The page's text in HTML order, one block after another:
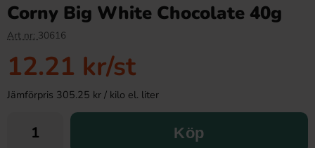
Corny Big White Chocolate 40g
Art nr: 30616
12.21 kr/st
Jämförpris 305.25 kr / kilo el. liter
Köp